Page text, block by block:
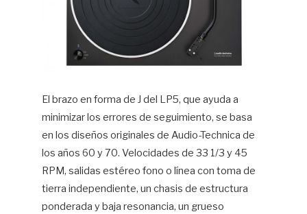
El brazo en forma de J del LP5, que ayuda a
minimizar los errores de seguimiento, se basa
en los diseños originales de Audio-Technica de
los años 60 y 70. Velocidades de 33 1/3 y 45
RPM, salidas estéreo fono o línea con toma de
tierra independiente, un chasis de estructura
ponderada y baja resonancia, un grueso